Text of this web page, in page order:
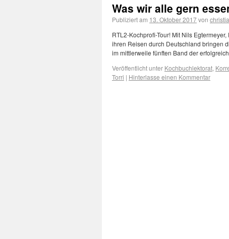
Was wir alle gern
Publiziert am 13. Oktober 2017von
RTL2-Kochprofi-Tour! Mit Nils
ihren Reisen durch Deutschland bringen
im mittlerweile fünften Band der
Veröffentlicht unter Kochbuchlektorat,
Torri | Hinterlasse einen Kommentar